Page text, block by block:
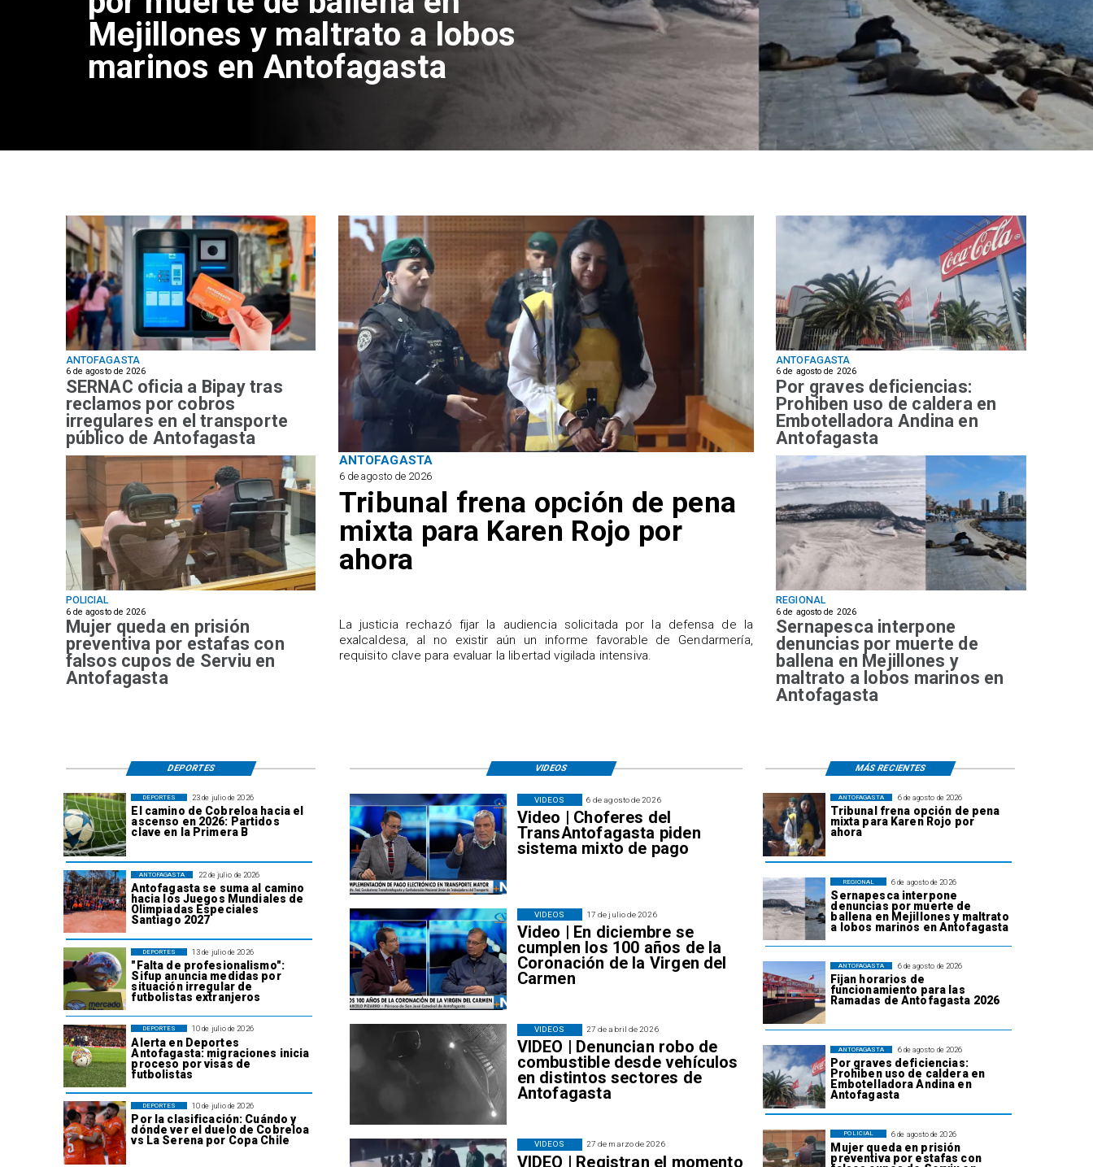
Mejillones y maltrato a lobos
marinos en Antofagasta
ANTOFAGASTA
6 de agosto de 2026
SERNAC oficia a Bipay tras
reclamos por cobros
irregulares en el transporte
público de Antofagasta
ANTOFAGASTA
6 de agosto de 2026
Tribunal frena opción de pena
mixta para Karen Rojo por
ahora
​La justicia rechazó fijar la audiencia solicitada por la defensa de la
exalcaldesa, al no existir aún un informe favorable de Gendarmería,
requisito clave para evaluar la libertad vigilada intensiva.
POLICIAL
6 de agosto de 2026
Mujer queda en prisión
preventiva por estafas con
falsos cupos de Serviu en
Antofagasta
ANTOFAGASTA
6 de agosto de 2026
Por graves deficiencias:
Prohiben uso de caldera en
Embotelladora Andina en
Antofagasta
REGIONAL
6 de agosto de 2026
Sernapesca interpone
denuncias por muerte de
ballena en Mejillones y
maltrato a lobos marinos en
Antofagasta
6 de agosto de 2026
Tribunal frena opción de pena
mixta para Karen Rojo por
ahora
ANTOFAGASTA
6 de agosto de 2026
Sernapesca interpone
denuncias por muerte de
ballena en Mejillones y maltrato
a lobos marinos en Antofagasta
REGIONAL
6 de agosto de 2026
Fijan horarios de
funcionamiento para las
Ramadas de Antofagasta 2026
ANTOFAGASTA
6 de agosto de 2026
Por graves deficiencias:
Prohiben uso de caldera en
Embotelladora Andina en
Antofagasta
ANTOFAGASTA
6 de agosto de 2026
Mujer queda en prisión
preventiva por estafas con
POLICIAL
23 de julio de 2026
El camino de Cobreloa hacia el
ascenso en 2026: Partidos
clave en la Primera B
DEPORTES
22 de julio de 2026
Antofagasta se suma al camino
hacia los Juegos Mundiales de
Olimpiadas Especiales
Santiago 2027
ANTOFAGASTA
13 de julio de 2026
"Falta de profesionalismo":
Sifup anuncia medidas por
situación irregular de
futbolistas extranjeros
DEPORTES
10 de julio de 2026
Alerta en Deportes
Antofagasta: migraciones inicia
proceso por visas de
futbolistas
DEPORTES
10 de julio de 2026
Por la clasificación: Cuándo y
dónde ver el duelo de Cobreloa
vs La Serena por Copa Chile
DEPORTES
6 de agosto de 2026
Video | Choferes del
TransAntofagasta piden
sistema mixto de pago
VIDEOS
17 de julio de 2026
Video | En diciembre se
cumplen los 100 años de la
Coronación de la Virgen del
Carmen
VIDEOS
27 de abril de 2026
VIDEO | Denuncian robo de
combustible desde vehículos
en distintos sectores de
Antofagasta
VIDEOS
27 de marzo de 2026
VIDEO | Registran el momento
VIDEOS
VIDEOS
DEPORTES MÁS RECIENTES